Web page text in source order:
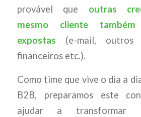
provável que outras
mesmo cliente
expostas (e-mail, outros
financeiros etc.).
Como time que vive o dia a
B2B, preparamos este
ajudar a